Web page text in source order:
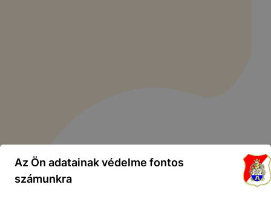
Az Ön adatainak védelme fontos
számunkra